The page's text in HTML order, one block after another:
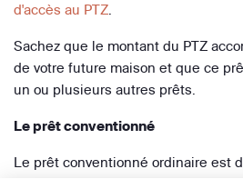
d'accès au PTZ.
Sachez que le montant du PTZ
de votre future maison et que ce
un ou plusieurs autres prêts.
Le prêt conventionné
Le prêt conventionné ordinaire est